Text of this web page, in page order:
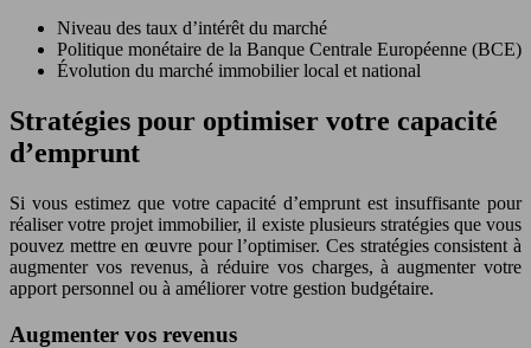
Niveau des taux d’intérêt du marché
Politique monétaire de la Banque Centrale Européenne (BCE)
Évolution du marché immobilier local et national
Stratégies pour optimiser votre capacité
d’emprunt
Si vous estimez que votre capacité d’emprunt est insuffisante pour
réaliser votre projet immobilier, il existe plusieurs stratégies que vous
pouvez mettre en œuvre pour l’optimiser. Ces stratégies consistent à
augmenter vos revenus, à réduire vos charges, à augmenter votre
apport personnel ou à améliorer votre gestion budgétaire.
Augmenter vos revenus